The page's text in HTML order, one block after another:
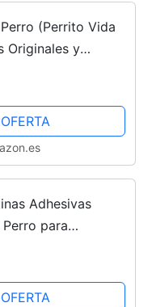
(Perrito Vida
Originales y
Adhesivas
para